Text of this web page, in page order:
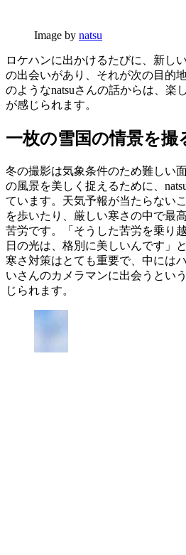
Image by natsu
ロケハンに出かけるたびに、新し
の出会いがあり、それが次の目的
のようなnatsuさんの話からは、楽
が感じられます。
一枚の雪国の情景を撮
冬の撮影は気象条件のため難しい
の風景を美しく捉えるために、
ています。天気予報が当たらない
を歩いたり、厳しい寒さの中で最
苦労です。「そうした苦労を乗り
日の光は、格別に美しいんです」
寒さ対策はとても重要で、中には
いさんのカメラマンに出会うとい
じられます。